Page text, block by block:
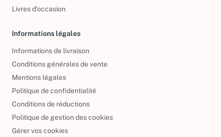
Livres d’occasion
Informations légales
Informations de livraison
Conditions générales de vente
Mentions légales
Politique de confidentialité
Conditions de réductions
Politique de gestion des cookies
Gérer vos cookies